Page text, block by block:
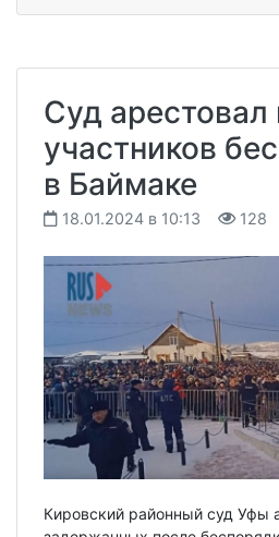
Суд
участников
в Баймаке
18.01.2024 в 10:13 128
Кировский районный суд Уфы